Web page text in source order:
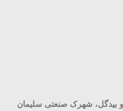
بیدگل، شهرک صنعتی سلیمان